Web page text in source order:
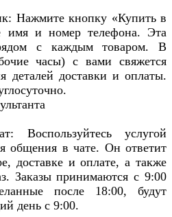
Нажмите кнопку «Купить в
имя и номер телефона. Эта
с каждым товаром. В
часы) с вами свяжется
деталей доставки и оплаты.
Воспользуйтесь услугой
общения в чате. Он ответит
доставке и оплате, а также
Заказы принимаются с 9:00
после 18:00, будут
день с 9:00.